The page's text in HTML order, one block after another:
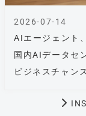
AIエージェント
国内AIデータセ
ビジネスチャンス
2026-07-14